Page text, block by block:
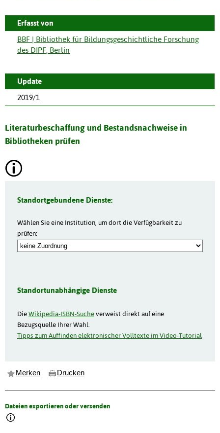
Erfasst von
BBF | Bibliothek für Bildungsgeschichtliche Forschung
des DIPF, Berlin
Update
2019/1
Literaturbeschaffung und Bestandsnachweise in
Bibliotheken prüfen
Standortgebundene Dienste:
Wählen Sie eine Institution, um dort die Verfügbarkeit zu
prüfen:
Standortunabhängige Dienste
DieWikipedia-ISBN-Sucheverweist direkt auf eine
Bezugsquelle Ihrer Wahl.
Tipps zum Auffinden elektronischer Volltexte im Video-Tutorial
Merken Drucken
Dateien exportieren oder versenden